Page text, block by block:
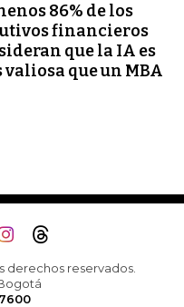
86% de los
financieros
que la IA es
valiosa que un MBA
derechos reservados.